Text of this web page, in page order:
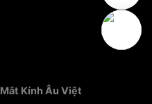
Mắt Kính Âu Việt